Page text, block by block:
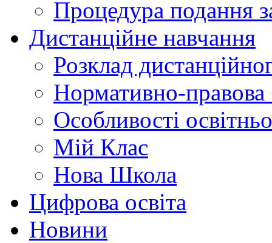
Процедура подання
Дистанційне навчання
Розклад
Нормативно-правова
Особливості
Мій Клас
Нова Школа
Цифрова освіта
Новини